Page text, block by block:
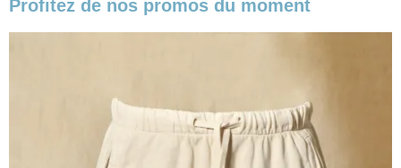
Profitez de nos promos du moment